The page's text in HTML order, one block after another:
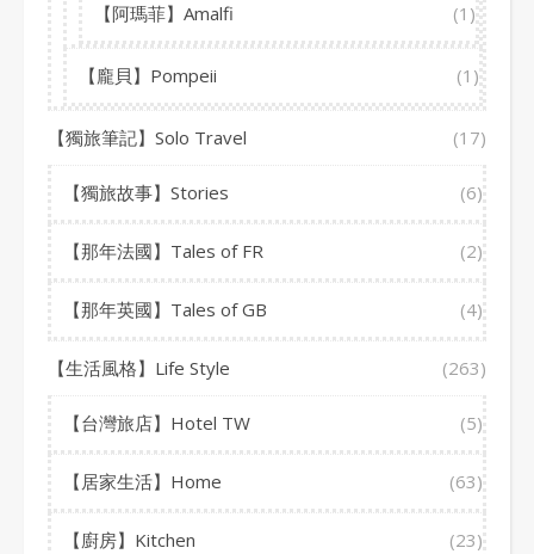
【阿瑪菲】Amalfi (1)
【龐貝】Pompeii (1)
【獨旅筆記】Solo Travel (17)
【獨旅故事】Stories (6)
【那年法國】Tales of FR (2)
【那年英國】Tales of GB (4)
【生活風格】Life Style (263)
【台灣旅店】Hotel TW (5)
【居家生活】Home (63)
【廚房】Kitchen (23)